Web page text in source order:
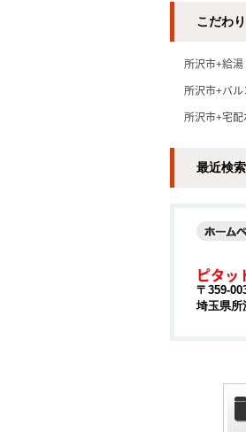
こだわ
所沢市+給湯
所沢市+バル
所沢市+宅配
最近検
ピタ
〒359-
埼玉県所